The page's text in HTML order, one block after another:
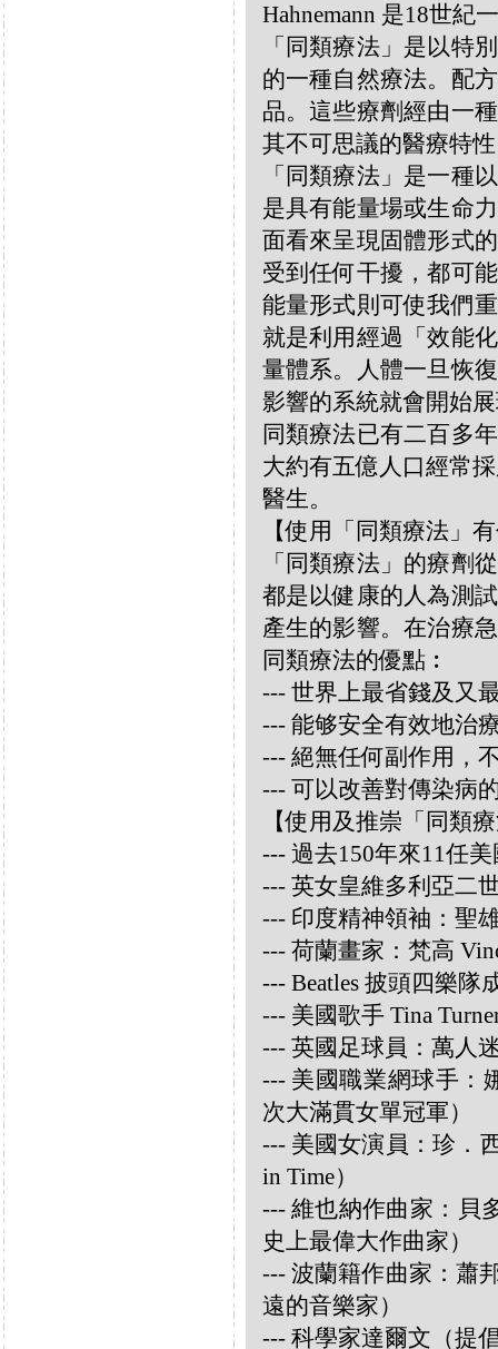
Hahnemann 是18世紀
「同類療法」是以特
的一種自然療法。配
品。這些療劑經由一
其不可思議的醫療特
「同類療法」是一種
是具有能量場或生命
面看來呈現固體形式
受到任何干擾，都可
能量形式則可使我們
就是利用經過「效能
量體系。人體一旦恢
影響的系統就會開始
同類療法已有二百多
大約有五億人口經常
醫生。
【使用「同類療法」
「同類療法」的療劑
都是以健康的人為測
產生的影響。在治療
同類療法的優點︰
--- 世界上最省錢及又
--- 能够安全有效地治
--- 絕無任何副作用，
--- 可以改善對傳染病
【使用及推崇「同類
--- 過去150年來11任
--- 英女皇維多利亞二
--- 印度精神領袖：聖
--- 荷蘭畫家：梵高
--- Beatles 披頭四樂隊
--- 美國歌手 Tina
--- 英國足球員：萬人
--- 美國職業網球手：
次大滿貫女單冠軍）
--- 美國女演員：珍．
in Time）
--- 維也納作曲家：貝
史上最偉大作曲家）
--- 波蘭籍作曲家：蕭
遠的音樂家）
--- 科學家達爾文（提